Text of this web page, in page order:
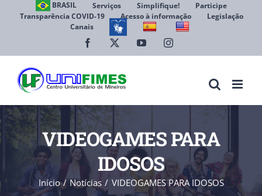
BRASIL Serviços Simplifique!
Participe
Transparência COVID-19
Acesso à informação
Legislação
Canais
Facebook YouTubeInstagram
VIDEOGAMES PARA
IDOSOS
Início Notícias VIDEOGAMES PARA IDOSOS